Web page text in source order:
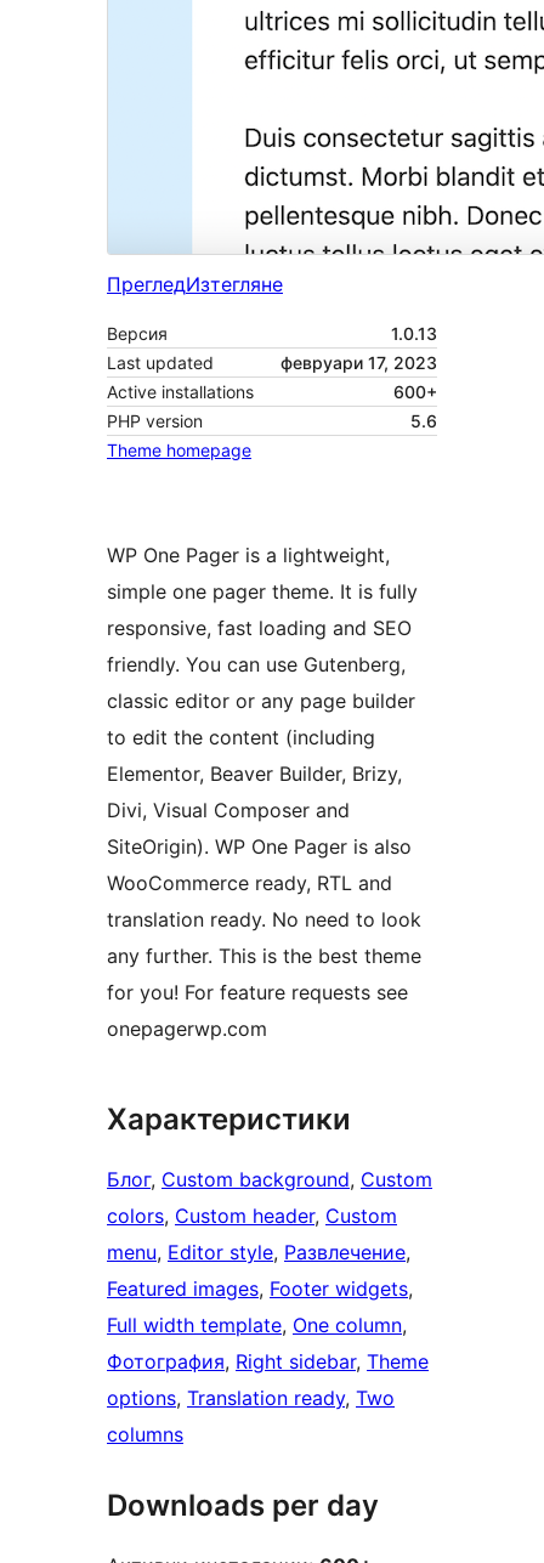
ПрегледИзтегляне
Версия
1.0.13
Last updated
февруари 17, 2023
Active installations
600+
PHP version
5.6
Theme homepage
WP One Pager is a lightweight,
simple one pager theme. It is fully
responsive, fast loading and SEO
friendly. You can use Gutenberg,
classic editor or any page builder
to edit the content (including
Elementor, Beaver Builder, Brizy,
Divi, Visual Composer and
SiteOrigin). WP One Pager is also
WooCommerce ready, RTL and
translation ready. No need to look
any further. This is the best theme
for you! For feature requests see
onepagerwp.com
Характеристики
Блог, Custom background, Custom
colors, Custom header, Custom
menu, Editor style, Развлечение
Featured images, Footer widgets
Full width template, One column
Фотография, Right sidebar, Theme
options, Translation ready, Two
columns
Downloads per day